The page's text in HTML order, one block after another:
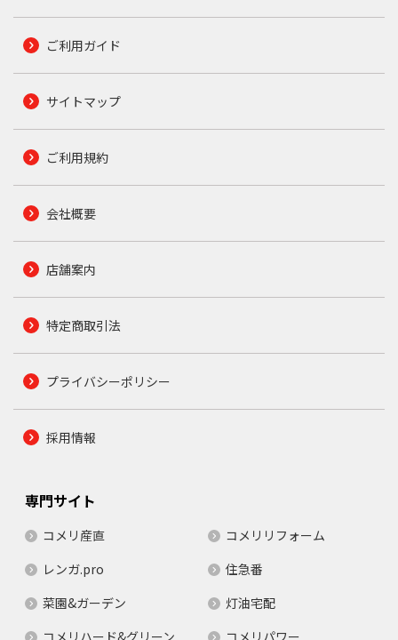
ご利用ガイド
サイトマップ
ご利用規約
会社概要
店舗案内
特定商取引法
プライバシーポリシー
採用情報
専門サイト
コメリ産直
コメリリフォーム
レンガ.pro
住急番
菜園&ガーデン
灯油宅配